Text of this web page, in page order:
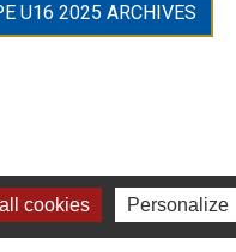
U16 2025 ARCHIVES
cookies Personalize